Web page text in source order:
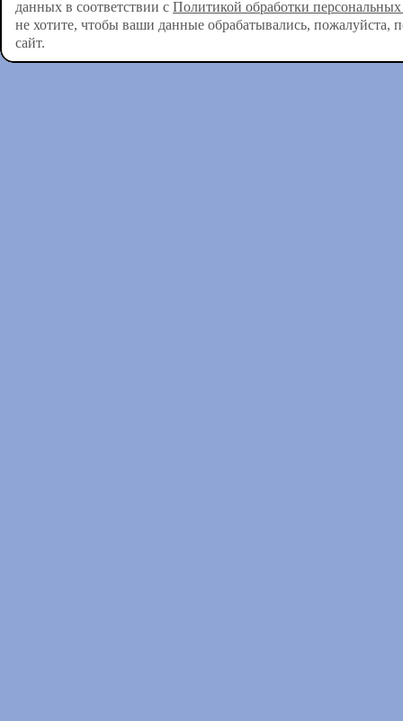
данных в соответствии с Политикой обработки
не хотите, чтобы ваши данные обрабатывались, пожалуйста,
сайт.